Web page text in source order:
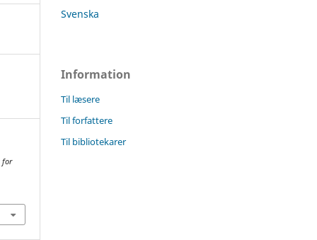
for
Svenska
Information
Til læsere
Til forfattere
Til bibliotekarer